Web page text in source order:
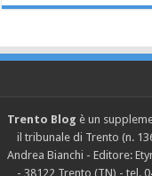
Trento Blog è un
il tribunale di Trento (n.
Andrea Bianchi - Editore:
- 38122 Trento (TN) - tel.